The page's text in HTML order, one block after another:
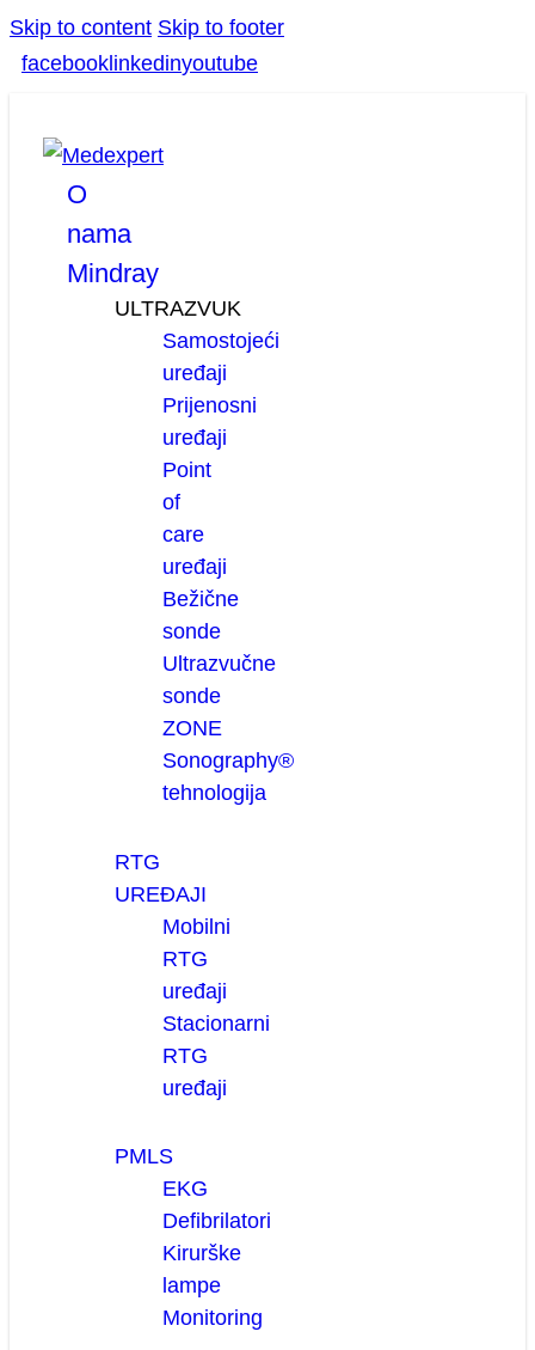
Skip to content Skip to footer
facebook linkedinyoutube
O
nama
Mindray
ULTRAZVUK
Samostojeći
uređaji
Prijenosni
uređaji
Point
of
care
uređaji
Bežične
sonde
Ultrazvučne
sonde
ZONE
Sonography®
tehnologija
RTG
UREĐAJI
Mobilni
RTG
uređaji
Stacionarni
RTG
uređaji
PMLS
EKG
Defibrilatori
Kirurške
lampe
Monitoring